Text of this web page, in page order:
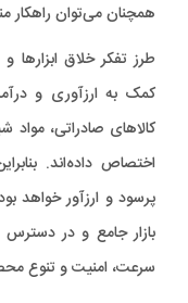
همچنان می‌توان راهکار
طرز تفکر خلاق
کمک به ارزآوری و
کالاهای صادراتی،
اختصاص داده‌اند.
پرسود و ارزآور خواهد
بازار جامع و در
سرعت، امنیت و تنوع